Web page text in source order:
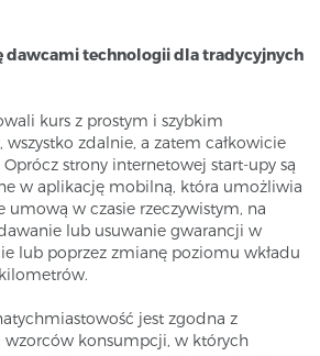
dawcami technologii dla tradycyjnych
kurs z prostym i szybkim
zdalnie, a zatem całkowicie
strony internetowej start-upy są
w aplikację mobilną, która umożliwia
umową w czasie rzeczywistym, na
lub usuwanie gwarancji w
lub poprzez zmianę poziomu wkładu
jest zgodna z
konsumpcji, w których